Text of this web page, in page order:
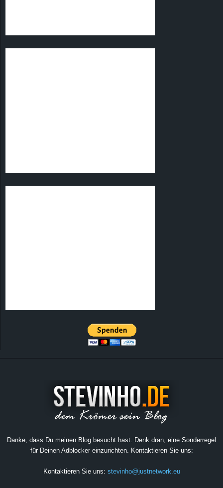
Danke, dass Du meinen Blog besucht hast. Denk dran, eine Sonderregel
für Deinen Adblocker einzurichten. Kontaktieren Sie uns:
Kontaktieren Sie uns: stevinho@justnetwork.eu